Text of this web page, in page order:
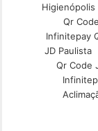
Higienópolis
Qr
Infinitepay
JD Paulista
Qr Code